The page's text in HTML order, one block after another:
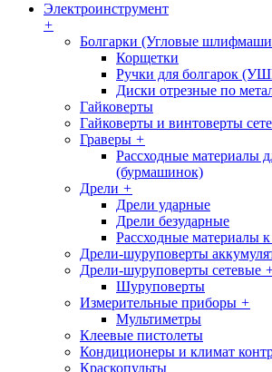
Электроинструмент
+
Болгарки (Угловые
Корщетки
Ручки для болгарок
Диски отрезные по
Гайковерты
Гайковерты и винтоверты
Граверы +
Рассходные материалы
(бурмашинок)
Дрели +
Дрели ударные
Дрели безударные
Рассходные материалы
Дрели-шуруповерты
Дрели-шуруповерты сетевые
Шуруповерты
Измерительные приборы +
Мультиметры
Клеевые пистолеты
Кондиционеры и климат
Краскопульты